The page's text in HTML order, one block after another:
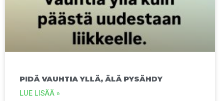
PIDÄ VAUHTIA YLLÄ, ÄLÄ PYSÄHDY
LUE LISÄÄ »